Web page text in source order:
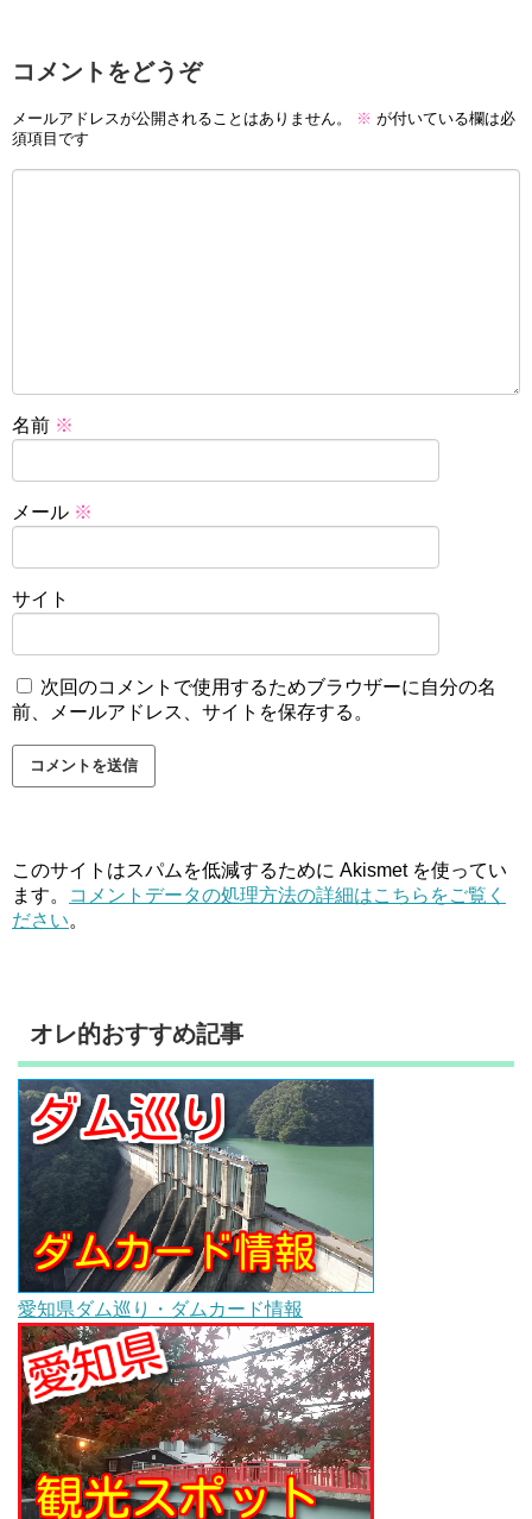
コメントをどうぞ
メールアドレスが公開されることはありません。 ※ が付いている欄は必
須項目です
名前 ※
メール ※
サイト
次回のコメントで使用するためブラウザーに自分の名
前、メールアドレス、サイトを保存する。
このサイトはスパムを低減するために Akismet を使ってい
ます。
コメントデータの処理方法の詳細はこちらをご覧く
ださい。
オレ的おすすめ記事
愛知県ダム巡り・ダムカード情報